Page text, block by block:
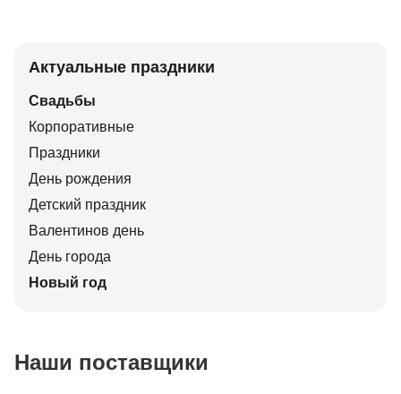
Актуальные праздники
Свадьбы
Корпоративные
Праздники
День рождения
Детский праздник
Валентинов день
День города
Новый год
Наши поставщики